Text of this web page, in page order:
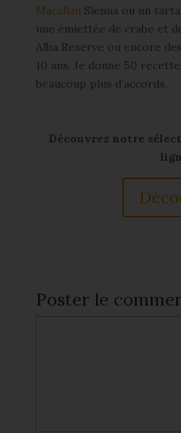
Macallan Sienna ou un
une émiettée de crabe et
Alba Reserve ou encore
10 ans. Je donne 50
beaucoup plus d’accords.
Découvrez notre
Poster le